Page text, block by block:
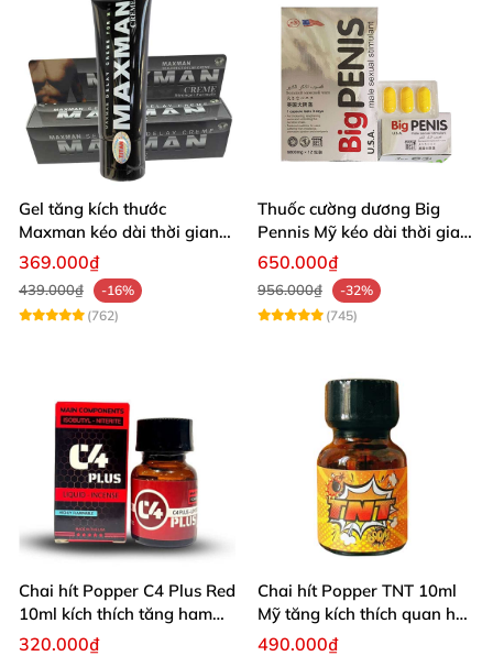
Gel tăng kích thước
Maxman kéo dài thời gian
quan hệ nhập Mỹ
369.000₫
439.000₫
-16%
(762)
Thuốc cường dương Big
Pennis Mỹ kéo dài thời gian
hiệu quả
650.000₫
956.000₫
-32%
(745)
Chai hít Popper C4 Plus Red
10ml kích thích tăng ham
muốn
320.000₫
Chai hít Popper TNT 10ml
Mỹ tăng kích thích quan hệ
sảng khoái
490.000₫